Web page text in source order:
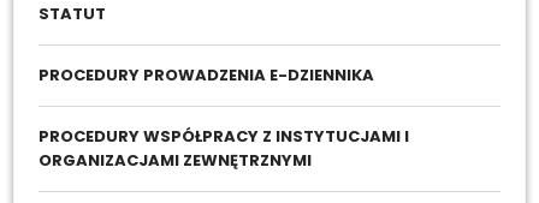
STATUT
PROCEDURY PROWADZENIA E-DZIENNIKA
PROCEDURY WSPÓŁPRACY Z INSTYTUCJAMI I
ORGANIZACJAMI ZEWNĘTRZNYMI